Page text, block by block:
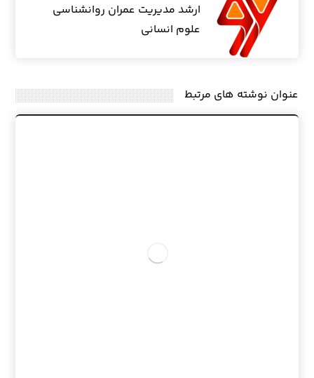
ارشد مدیریت عمران روانشناسی
علوم انسانی
عنوان ‫نوشته های مرتبط